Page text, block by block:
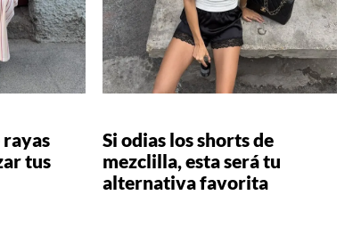
rayas
tus
Si odias los shorts de
mezclilla, esta será tu
alternativa favorita